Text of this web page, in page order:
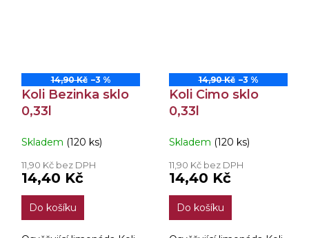
14,90 Kč –3 %
Koli Bezinka sklo
0,33l
Skladem (120 ks)
11,90 Kč bez DPH
14,40 Kč
Do košíku
14,90 Kč –3 %
Koli Cimo sklo
0,33l
Skladem (120 ks)
11,90 Kč bez DPH
14,40 Kč
Do košíku